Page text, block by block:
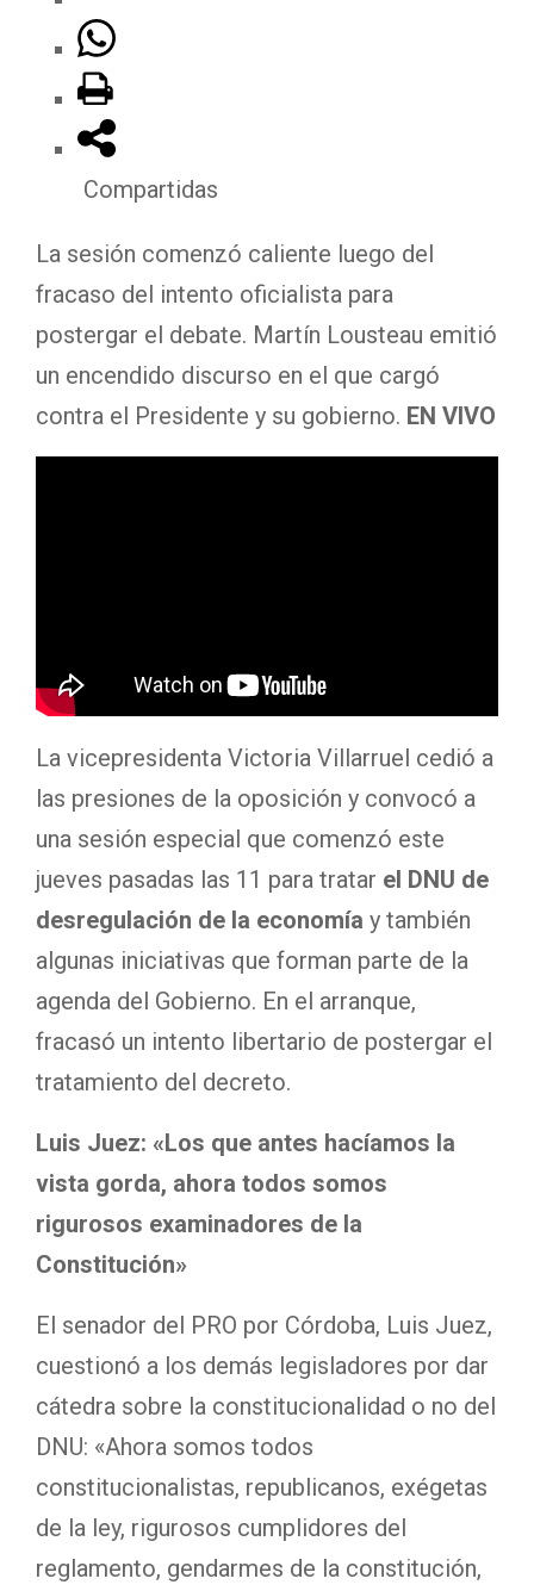
Compartidas
La sesión comenzó caliente luego del
fracaso del intento oficialista para
postergar el debate. Martín Lousteau emitió
un encendido discurso en el que cargó
contra el Presidente y su gobierno. EN VIVO
La vicepresidenta Victoria Villarruel cedió a
las presiones de la oposición y convocó a
una sesión especial que comenzó este
jueves pasadas las 11 para tratar el DNU de
desregulación de la economía y también
algunas iniciativas que forman parte de la
agenda del Gobierno. En el arranque,
fracasó un intento libertario de postergar el
tratamiento del decreto.
Luis Juez: «Los que antes hacíamos la
vista gorda, ahora todos somos
rigurosos examinadores de la
Constitución»
El senador del PRO por Córdoba, Luis Juez,
cuestionó a los demás legisladores por dar
cátedra sobre la constitucionalidad o no del
DNU: «Ahora somos todos
constitucionalistas, republicanos, exégetas
de la ley, rigurosos cumplidores del
reglamento, gendarmes de la constitución,